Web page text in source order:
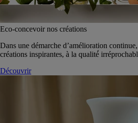
Eco-concevoir nos créations
Dans une démarche d’amélioration
créations inspirantes, à la qualité́
Découvrir